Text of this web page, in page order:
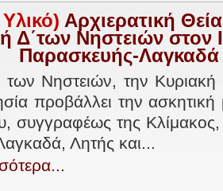
Αρχιερατική
Δ΄των Νηστειών στον
Παρασκευής-Λαγκαδά
των Νηστειών, την Κυριακή
προβάλλει την
συγγραφέως της
Λητής και...